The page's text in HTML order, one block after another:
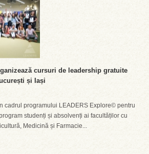
cursuri de leadership gratuite
și Iași
cadrul programului LEADERS Explore© pentru
studenți și absolvenți ai facultăților cu
Medicină și Farmacie...